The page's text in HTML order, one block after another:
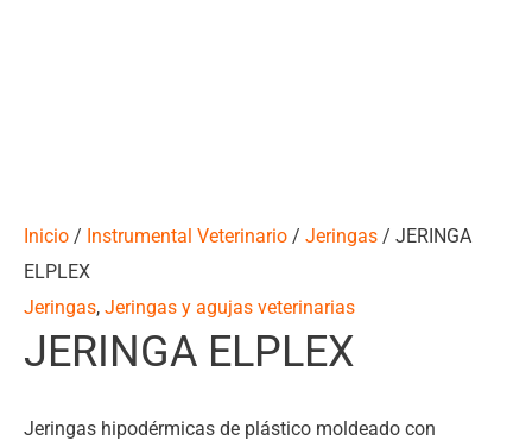
Inicio / Instrumental Veterinario / Jeringas / JERINGA
ELPLEX
Jeringas, Jeringas y agujas veterinarias
JERINGA ELPLEX
Jeringas hipodérmicas de plástico moldeado con